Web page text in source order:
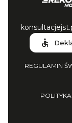
REGULAMIN